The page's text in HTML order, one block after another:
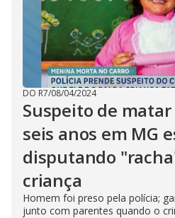
DO R7/08/04/2024
Suspeito de
seis anos em MG
disputando
criança
Homem foi preso pela polícia;
junto com parentes quando o